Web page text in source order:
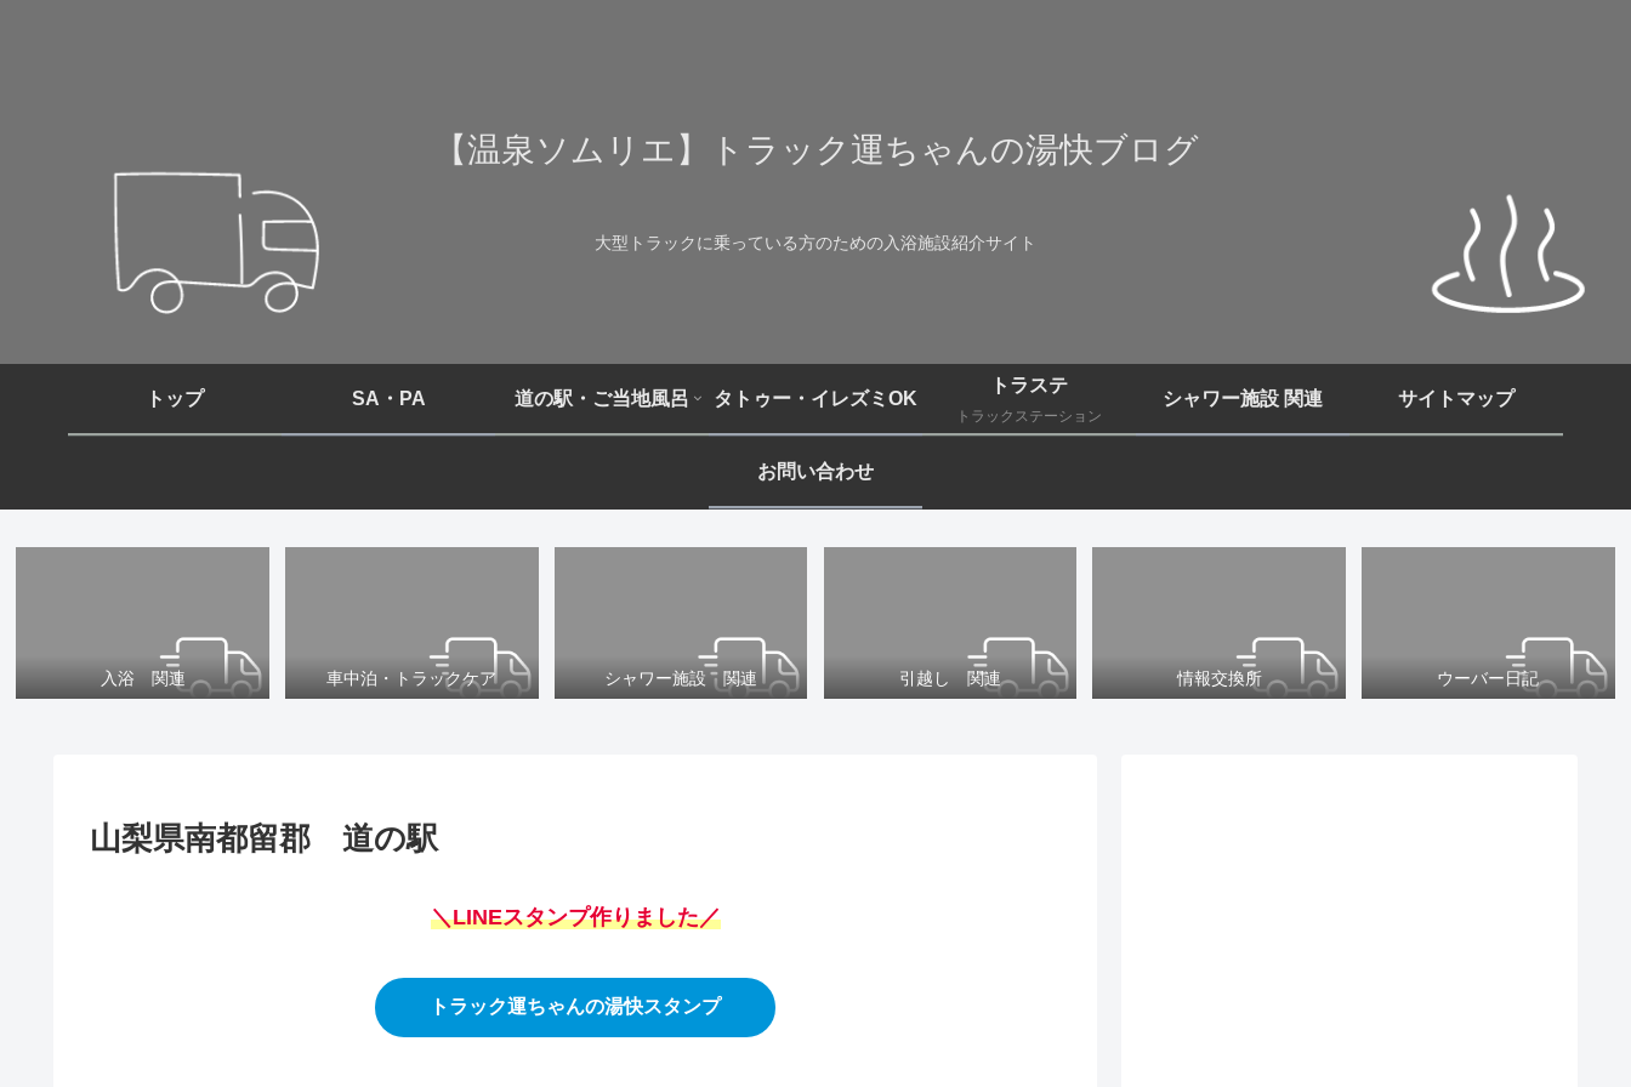
【温泉ソムリエ】トラック運ちゃんの湯快ブログ
大型トラックに乗っている方のための入浴施設紹介サイト
トップ SA・PA 道の駅・ご当地風呂 タトゥー・イレズミOK
トラステ
トラックステーション
シャワー施設 関連 サイトマップ
お問い合わせ
入浴 関連 車中泊・トラックケア シャワー施設 関連 引越し 関連 情報交換所 ウーバー日記
山梨県南都留郡 道の駅
＼LINEスタンプ作りました／
トラック運ちゃんの湯快スタンプ